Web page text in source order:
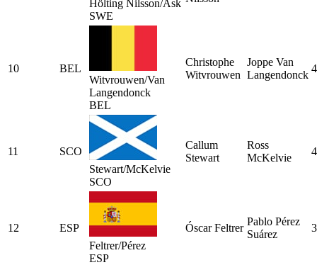
Hölting Nilsson/Ask
SWE
10
BEL
Witvrouwen/Van
Langendonck
BEL
Christophe
Witvrouwen
Joppe Van
Langendonck
11
SCO
Stewart/McKelvie
SCO
Callum
Stewart
Ross
McKelvie
12
ESP
Feltrer/Pérez
ESP
Óscar Feltrer
Pablo Pérez
Suárez